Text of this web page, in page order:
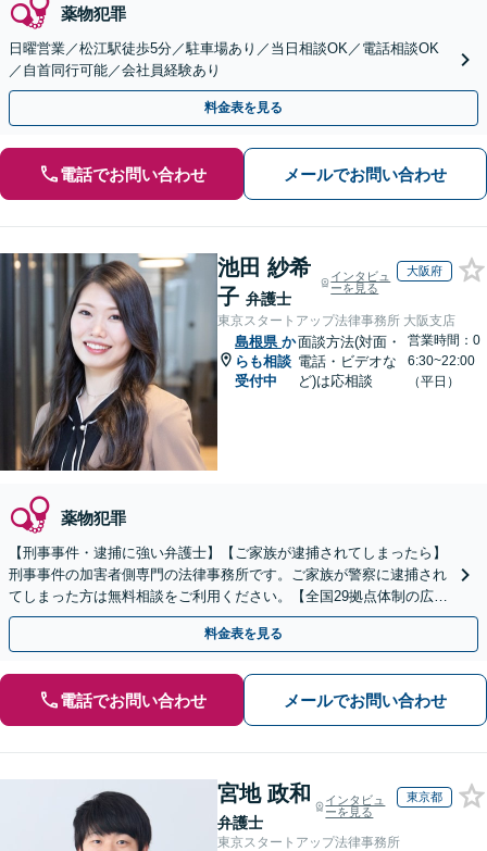
薬物犯罪
日曜営業／松江駅徒歩5分／駐車場あり／当日相談OK／電話相談OK
／自首同行可能／会社員経験あり
料金表を見る
電話でお問い合わせ メールでお問い合わせ
池田 紗希
子 弁護士
インタビュ
ーを見る
大阪府
東京スタートアップ法律事務所 大阪支店
島根県 か
らも相談
受付中
面談方法(対面・
電話・ビデオな
ど)は応相談
営業時間：0
6:30~22:00
（平日）
薬物犯罪
【刑事事件・逮捕に強い弁護士】【ご家族が逮捕されてしまったら】
刑事事件の加害者側専門の法律事務所です。ご家族が警察に逮捕され
てしまった方は無料相談をご利用ください。【全国29拠点体制の広域
対応】【弁護士待機中/当日中の電話相談可(予約制)】
料金表を見る
電話でお問い合わせ メールでお問い合わせ
宮地 政和
弁護士
インタビュ
ーを見る
東京都
東京スタートアップ法律事務所